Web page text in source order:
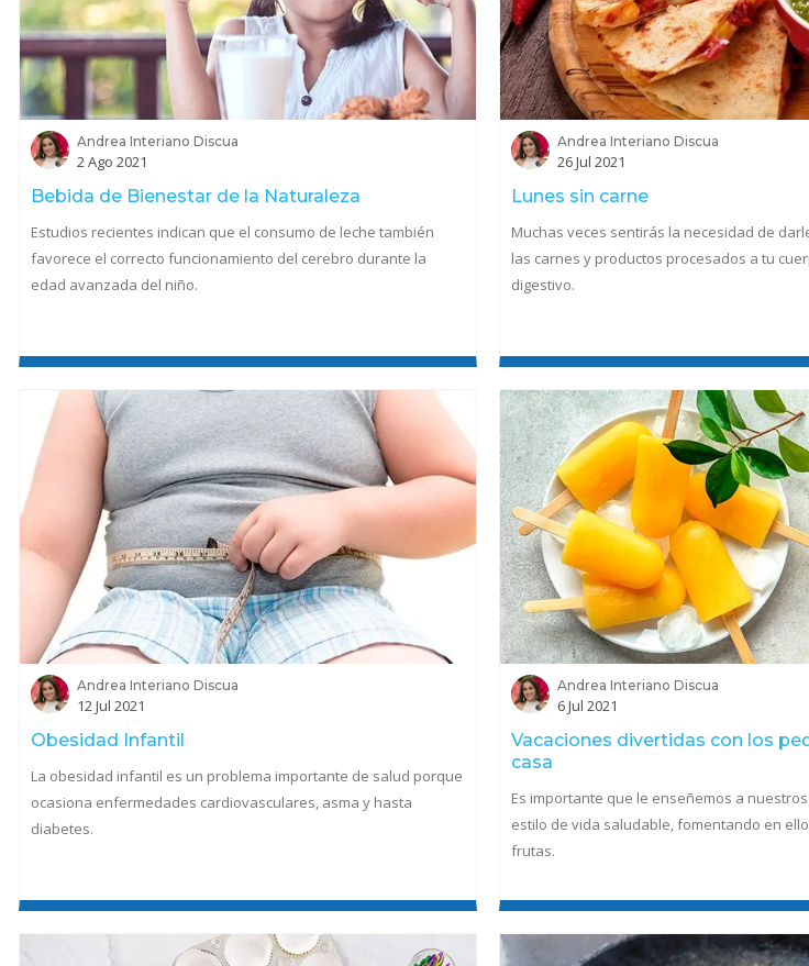
Andrea Interiano Discua
2 Ago 2021
Bebida de Bienestar de la Naturaleza
Estudios recientes indican que el consumo de leche también
favorece el correcto funcionamiento del cerebro durante la
edad avanzada del niño.
Andrea Interiano Discua
26 Jul 2021
Lunes sin carne
Muchas veces sentirás la necesidad de
las carnes y productos procesados a tu
digestivo.
Andrea Interiano Discua
12 Jul 2021
Obesidad Infantil
La obesidad infantil es un problema importante de salud porque
ocasiona enfermedades cardiovasculares, asma y hasta
diabetes.
Andrea Interiano Discua
6 Jul 2021
Vacaciones divertidas con los
casa
Es importante que le enseñemos a
estilo de vida saludable, fomentando en
frutas.